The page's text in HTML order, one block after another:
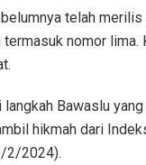
telah
nomor
Bawaslu
hikmah dari
2/2024).